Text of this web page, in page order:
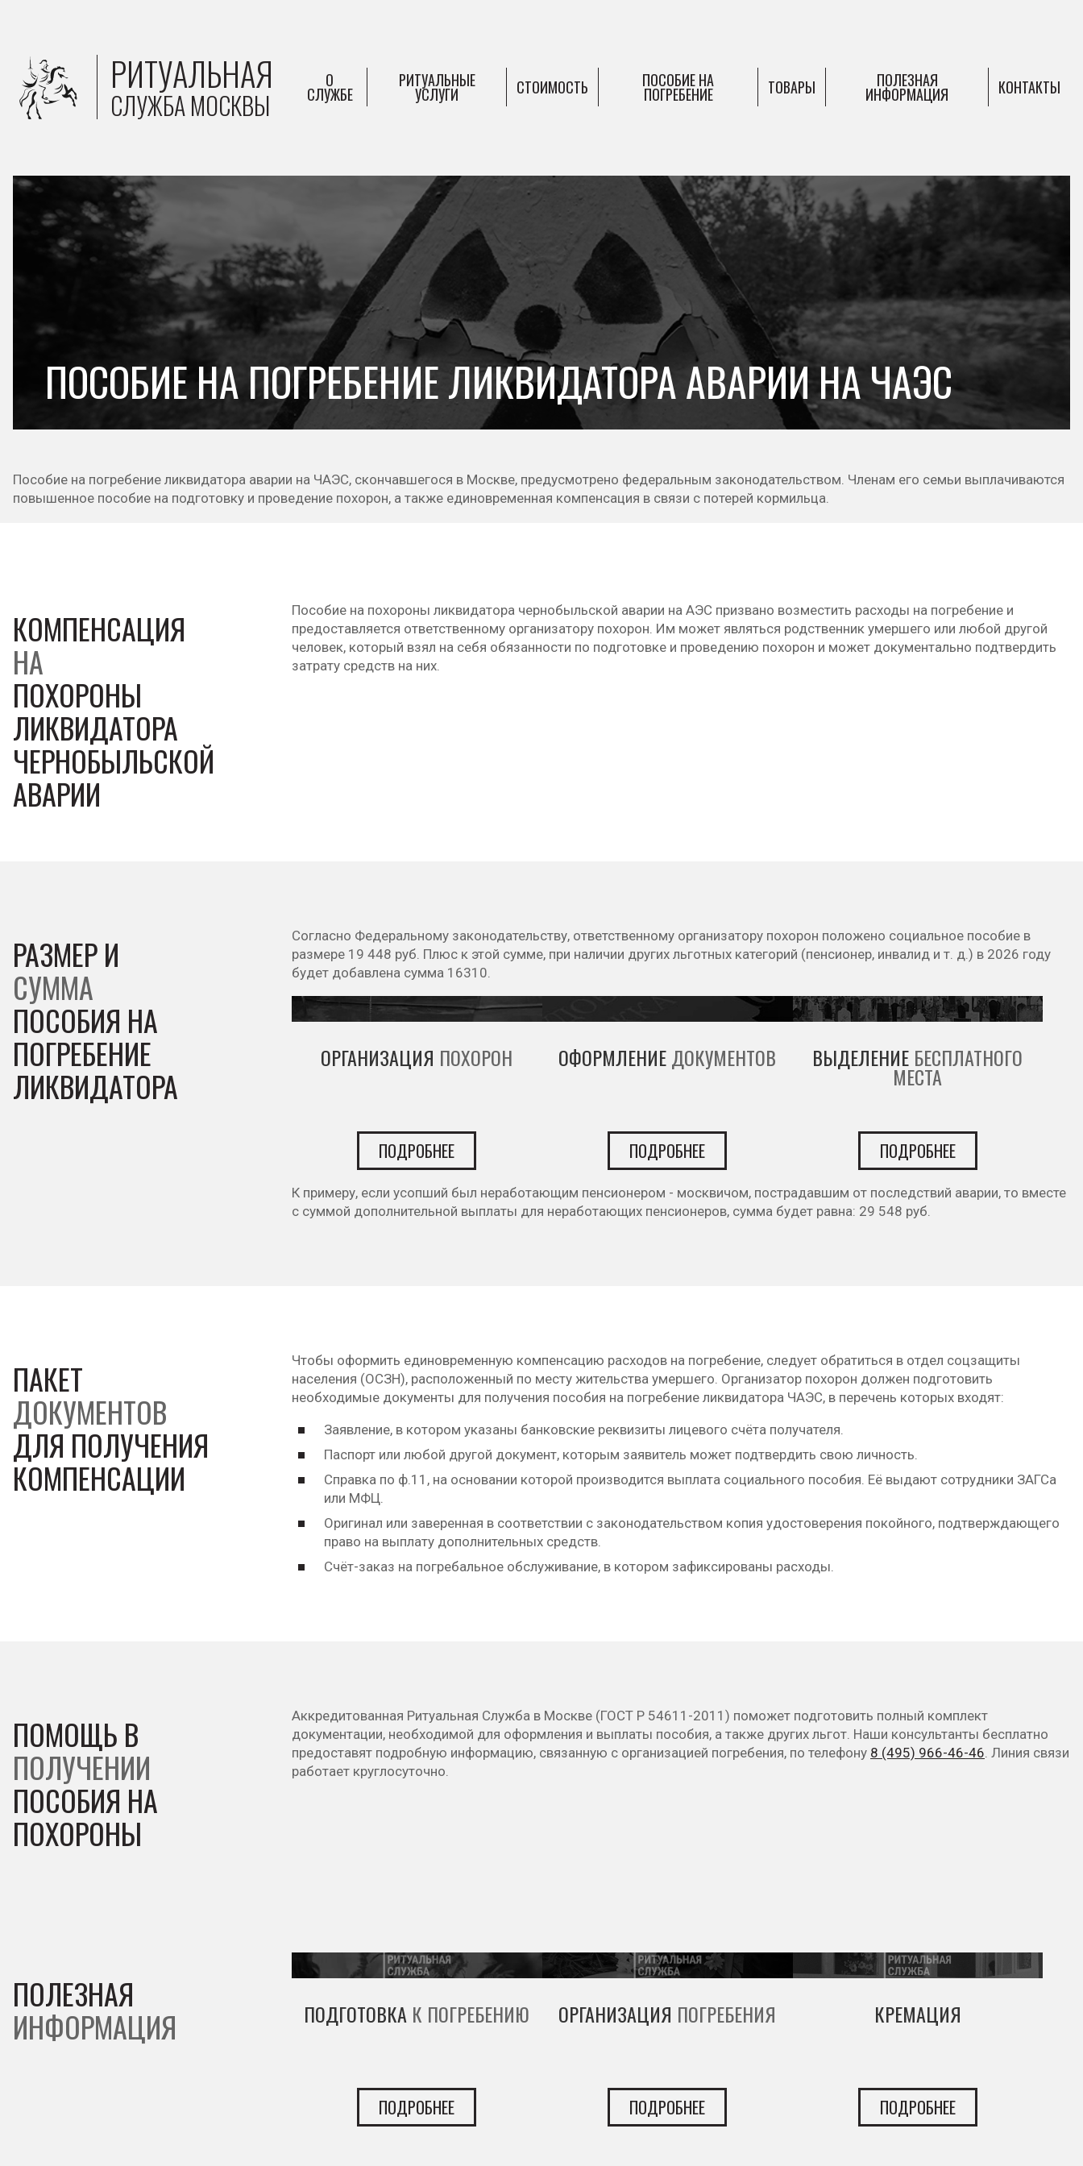
РИТУАЛЬНАЯ
СЛУЖБА МОСКВЫ
О
СЛУЖБЕ
РИТУАЛЬНЫЕ
УСЛУГИ СТОИМОСТЬ ПОСОБИЕ НА
ПОГРЕБЕНИЕ ТОВАРЫ ПОЛЕЗНАЯ
ИНФОРМАЦИЯ КОНТАКТЫ
ПОСОБИЕ НА ПОГРЕБЕНИЕ ЛИКВИДАТОРА АВАРИИ НА ЧАЭС
Пособие на погребение ликвидатора аварии на ЧАЭС, скончавшегося в Москве, предусмотрено федеральным законодательством. Членам его семьи выплачиваются
повышенное пособие на подготовку и проведение похорон, а также единовременная компенсация в связи с потерей кормильца.
КОМПЕНСАЦИЯ
НА
ПОХОРОНЫ
ЛИКВИДАТОРА
ЧЕРНОБЫЛЬСКОЙ
АВАРИИ
Пособие на похороны ликвидатора чернобыльской аварии на АЭС призвано возместить расходы на погребение и
предоставляется ответственному организатору похорон. Им может являться родственник умершего или любой другой
человек, который взял на себя обязанности по подготовке и проведению похорон и может документально подтвердить
затрату средств на них.
РАЗМЕР И
СУММА
ПОСОБИЯ НА
ПОГРЕБЕНИЕ
ЛИКВИДАТОРА
Согласно Федеральному законодательству, ответственному организатору похорон положено социальное пособие в
размере 19 448 руб. Плюс к этой сумме, при наличии других льготных категорий (пенсионер, инвалид и т. д.) в 2026 году
будет добавлена сумма 16310.
ОРГАНИЗАЦИЯ ПОХОРОН
ПОДРОБНЕЕ
ОФОРМЛЕНИЕДОКУМЕНТОВ
ПОДРОБНЕЕ
ВЫДЕЛЕНИЕ БЕСПЛАТНОГО
МЕСТА
ПОДРОБНЕЕ
К примеру, если усопший был неработающим пенсионером - москвичом, пострадавшим от последствий аварии, то вместе
с суммой дополнительной выплаты для неработающих пенсионеров, сумма будет равна: 29 548 руб.
ПАКЕТ
ДОКУМЕНТОВ
ДЛЯ ПОЛУЧЕНИЯ
КОМПЕНСАЦИИ
Чтобы оформить единовременную компенсацию расходов на погребение, следует обратиться в отдел соцзащиты
населения (ОСЗН), расположенный по месту жительства умершего. Организатор похорон должен подготовить
необходимые документы для получения пособия на погребение ликвидатора ЧАЭС, в перечень которых входят:
Заявление, в котором указаны банковские реквизиты лицевого счёта получателя.
Паспорт или любой другой документ, которым заявитель может подтвердить свою личность.
Справка по ф.11, на основании которой производится выплата социального пособия. Её выдают сотрудники ЗАГСа
или МФЦ.
Оригинал или заверенная в соответствии с законодательством копия удостоверения покойного, подтверждающего
право на выплату дополнительных средств.
Счёт-заказ на погребальное обслуживание, в котором зафиксированы расходы.
ПОМОЩЬ В
ПОЛУЧЕНИИ
ПОСОБИЯ НА
ПОХОРОНЫ
Аккредитованная Ритуальная Служба в Москве (ГОСТ Р 54611-2011) поможет подготовить полный комплект
документации, необходимой для оформления и выплаты пособия, а также других льгот. Наши консультанты бесплатно
предоставят подробную информацию, связанную с организацией погребения, по телефону 8 (495) 966-46-46 . Линия связи
работает круглосуточно.
ПОЛЕЗНАЯ
ИНФОРМАЦИЯ ПОДГОТОВКА К ПОГРЕБЕНИЮ
ПОДРОБНЕЕ
ОРГАНИЗАЦИЯ ПОГРЕБЕНИЯ
ПОДРОБНЕЕ
КРЕМАЦИЯ
ПОДРОБНЕЕ